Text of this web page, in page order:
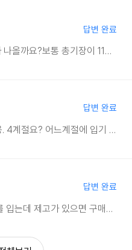
답변 완료
나올까요?보통 총기장이 110정도 나와야 가능합니다
답변 완료
절요? 어느계절에 입기 딱 좋은지요??
답변 완료
수고하십니다 평소에 36사이즈를 입는데 제고가 있으면 구매를 하고 싶습니다.